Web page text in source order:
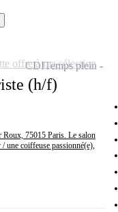
(h/f)
75015 Paris. Le salon
une coiffeuse passionné(e),
CDITemps plein
offre à ma sélection